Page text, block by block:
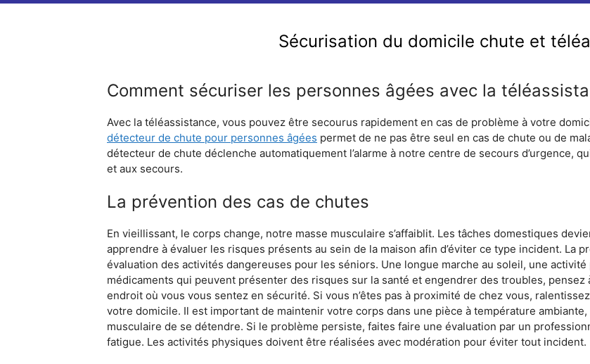
Sécurisation du domicile chute et
Comment sécuriser les personnes âgées avec la
Avec la téléassistance, vous pouvez être secourus rapidement en cas de problème à votre
détecteur de chute pour personnes âgées permet de ne pas être seul en cas de chute ou de
détecteur de chute déclenche automatiquement l’alarme à notre centre de secours d’urgence,
et aux secours.
La prévention des cas de chutes
En vieillissant, le corps change, notre masse musculaire s’affaiblit. Les tâches domestiques
apprendre à évaluer les risques présents au sein de la maison afin d’éviter ce type incident. La
évaluation des activités dangereuses pour les séniors. Une longue marche au soleil, une
médicaments qui peuvent présenter des risques sur la santé et engendrer des troubles, pensez
endroit où vous vous sentez en sécurité. Si vous n’êtes pas à proximité de chez vous,
votre domicile. Il est important de maintenir votre corps dans une pièce à température
musculaire de se détendre. Si le problème persiste, faites faire une évaluation par un
fatigue. Les activités physiques doivent être réalisées avec modération pour éviter tout incident.